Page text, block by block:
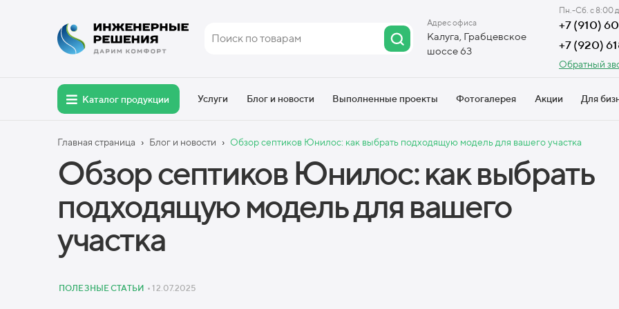
Адрес офиса
Калуга, Грабцевское
шоссе 63
Пн.-Сб. с 8:00
+7 (910)
+7 (920)
Обратный
Каталог продукции Услуги Блог и новости Выполненные проекты Фотогалерея Акции Для
Главная страница › Блог и новости › Обзор септиков Юнилос: как выбрать подходящую модель для вашего участка
Обзор септиков Юнилос: как выбрать
подходящую модель для вашего
участка
ПОЛЕЗНЫЕ СТАТЬИ • 12.07.2025